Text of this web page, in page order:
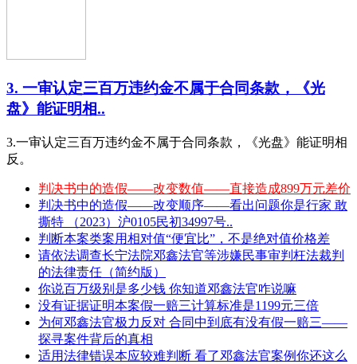
3. 一审认定三百万违约金不属于合同条款，《光
盘》能证明相..
3.一审认定三百万违约金不属于合同条款，《光盘》能证明相
反。
判决书中的造假——改变数值——直接造成899万元差价
判决书中的造假——改变顺序——看出问题你是行家 敢
撕特 （2023）沪0105民初34997号..
判断本案类案用相对值“便宜比”，不是绝对值价格差
请依法调查长宁法院邓鑫法官等涉嫌民事审判枉法裁判
的法律责任（简约版）
你说百万级别是多少钱 你知道邓鑫法官咋说嘛
没有证据证明本案假一赔三计算标准是1199元三倍
为何邓鑫法官极力反对 合同中到底有没有假一赔三——
探寻案件背后的真相
适用法律错误本应较难判断 看了邓鑫法官案例你还这么